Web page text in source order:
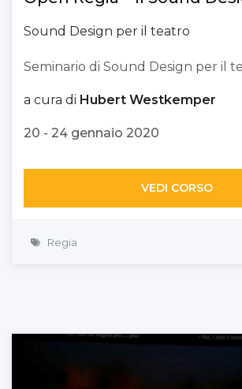
Sound Design per il teatro
Seminario di Sound Design per il
a cura di Hubert Westkemper
20 - 24 gennaio 2020
VEDI CORSO
Regia